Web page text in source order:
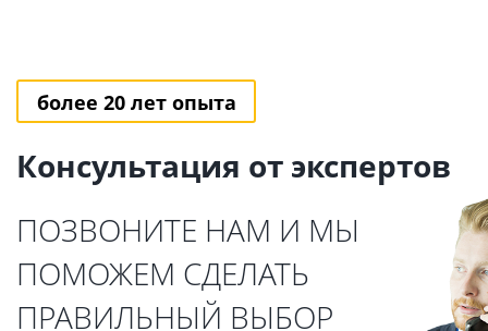
более 20 лет опыта
Консультация от экспертов
ПОЗВОНИТЕ НАМ И МЫ
ПОМОЖЕМ СДЕЛАТЬ
ПРАВИЛЬНЫЙ ВЫБОР